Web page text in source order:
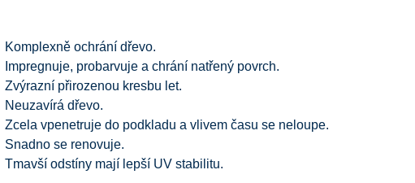
Komplexně ochrání dřevo.
Impregnuje, probarvuje a chrání natřený povrch.
Zvýrazní přirozenou kresbu let.
Neuzavírá dřevo.
Zcela vpenetruje do podkladu a vlivem času se neloupe.
Snadno se renovuje.
Tmavší odstíny mají lepší UV stabilitu.